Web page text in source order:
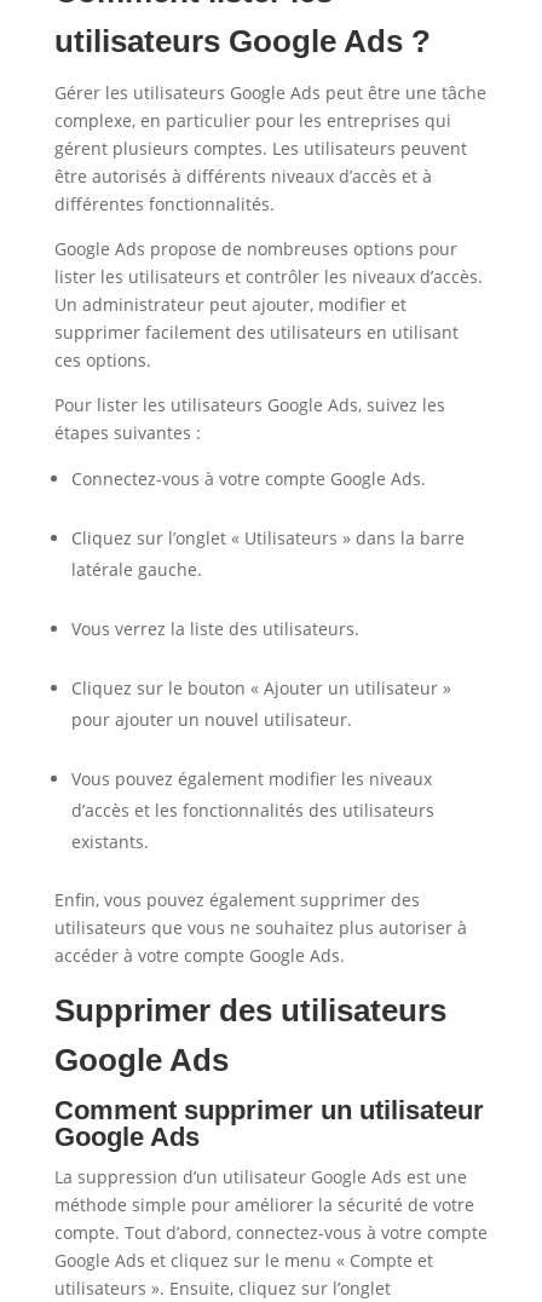
utilisateurs Google Ads ?
Gérer les utilisateurs Google Ads peut être une tâche
complexe, en particulier pour les entreprises qui
gérent plusieurs comptes. Les utilisateurs peuvent
être autorisés à différents niveaux d’accès et à
différentes fonctionnalités.
Google Ads propose de nombreuses options pour
lister les utilisateurs et contrôler les niveaux d’accès.
Un administrateur peut ajouter, modifier et
supprimer facilement des utilisateurs en utilisant
ces options.
Pour lister les utilisateurs Google Ads, suivez les
étapes suivantes :
Connectez-vous à votre compte Google Ads.
Cliquez sur l’onglet « Utilisateurs » dans la barre
latérale gauche.
Vous verrez la liste des utilisateurs.
Cliquez sur le bouton « Ajouter un utilisateur »
pour ajouter un nouvel utilisateur.
Vous pouvez également modifier les niveaux
d’accès et les fonctionnalités des utilisateurs
existants.
Enfin, vous pouvez également supprimer des
utilisateurs que vous ne souhaitez plus autoriser à
accéder à votre compte Google Ads.
Supprimer des utilisateurs
Google Ads
Comment supprimer un utilisateur
Google Ads
La suppression d’un utilisateur Google Ads est une
méthode simple pour améliorer la sécurité de votre
compte. Tout d’abord, connectez-vous à votre compte
Google Ads et cliquez sur le menu « Compte et
utilisateurs ». Ensuite, cliquez sur l’onglet